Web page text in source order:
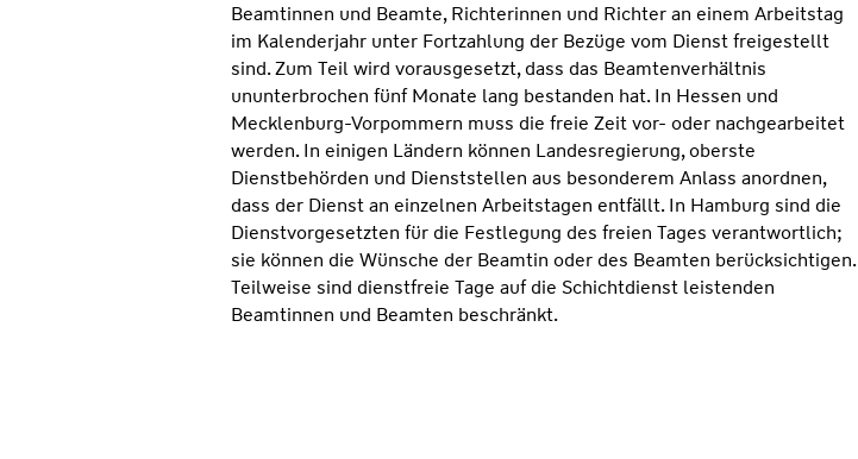
Beamtinnen und Beamte, Richterinnen und Richter an einem Arbeitstag
im Kalenderjahr unter Fortzahlung der Bezüge vom Dienst freigestellt
sind. Zum Teil wird vorausgesetzt, dass das Beamtenverhältnis
ununterbrochen fünf Monate lang bestanden hat. In Hessen und
Mecklenburg-Vorpommern muss die freie Zeit vor- oder nachgearbeitet
werden. In einigen Ländern können Landesregierung, oberste
Dienstbehörden und Dienststellen aus besonderem Anlass anordnen,
dass der Dienst an einzelnen Arbeitstagen entfällt. In Hamburg sind die
Dienstvorgesetzten für die Festlegung des freien Tages verantwortlich;
sie können die Wünsche der Beamtin oder des Beamten berücksichtigen.
Teilweise sind dienstfreie Tage auf die Schichtdienst leistenden
Beamtinnen und Beamten beschränkt.